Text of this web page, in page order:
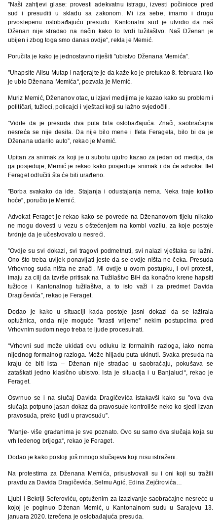
”Naši zahtjevi glase: provesti adekvatnu istragu, izvesti počinioce pred
sud i presuditi u skladu sa zakonom. Mi iza sebe, imamo i drugu
prvostepenu oslobađajuću presudu. Kantonalni sud je utvrdio da naš
Dženan nije stradao na način kako to tvrdi tužilaštvo. Naš Dženan je
ubijen i zbog toga smo danas ovdje“, rekla je Memić.
Poručila je kako je jednostavno riješiti ”ubistvo Dženana Memića”.
”Uhapsite Alisu Mutap i natjerajte je da kaže ko je pretukao 8. februara i ko
je ubio Dženana Memića“, pozvala je Memić.
Muriz Memić, Dženanov otac, u izjavi medijima je kazao kako su problem i
političari, tužioci, policajci i vještaci koji su lažno svjedočili.
”Vidite da je presuda dva puta bila oslobađajuća. Znači, saobraćajna
nesreća se nije desila. Da nije bilo mene i Ifeta Ferageta, bilo bi da je
Dženana udarilo auto”, rekao je Memić.
Upitan za snimak za koji je u subotu ujutro kazao za jedan od medija, da
ga posjeduje, Memić je rekao kako posjeduje snimak i da će advokat Ifet
Feraget odlučiti šta će biti urađeno.
”Borba svakako da ide. Stajanja i odustajanja nema. Neka traje koliko
hoće“, poručio je Memić.
Advokat Feraget je rekao kako se povrede na Dženanovom tijelu nikako
ne mogu dovesti u vezu s oštećenjem na kombi vozilu, za koje postoje
tvrdnje da je učestvovalo u nesreći.
”Ovdje su svi dokazi, svi tragovi podmetnuti, svi nalazi vještaka su lažni.
Ono što treba uvijek ponavljati jeste da se ovdje ništa ne čeka. Presuda
Vrhovnog suda ništa ne znači. Mi ovdje u ovom postupku, i ovi protesti,
imaju za cilj da izvrše pritisak na Tužilaštvo BiH da konačno krene hapsiti
tužioce i Kantonalnog tužilaštva, a to isto važi i za predmet Davida
Dragičevića”, rekao je Feraget.
Dodao je kako u situaciji kada postoje jasni dokazi da se lažirala
optužnica, onda nije moguće ”krasti vrijeme” nekim postupcima pred
Vrhovnim sudom nego treba te ljude procesuirati.
“Vrhovni sud može ukidati ovu odluku iz formalnih razloga, iako nema
nijednog formalnog razloga. Može hiljadu puta ukinuti. Svaka presuda na
kraju će biti ista – Dženan nije stradao u saobraćaju, pokušava se
zataškati jedno klasično ubistvo. Ista je situacija i u Banjaluci“, rekao je
Feraget.
Osvrnuo se i na slučaj Davida Dragičevića istakavši kako su ”ova dva
slučaja potpuno jasan dokaz da pravosuđe kontroliše neko ko sjedi izvan
pravosuđa, preko ljudi u pravosuđu”.
”Manje- više građanima je sve poznato. Ovo su samo dva slučaja koja su
vrh ledenog brijega“, rekao je Feraget.
Dodao je kako postoji još mnogo slučajeva koji nisu istraženi.
Na protestima za Dženana Memića, prisustvovali su i oni koji su tražili
pravdu za Davida Dragičevića, Selmu Agić, Edina Zejćirovića…
Ljubi i Bekriji Seferoviću, optuženim za izazivanje saobraćajne nesreće u
kojoj je poginuo Dženan Memić, u Kantonalnom sudu u Sarajevu 13.
januara 2020. izrečena je oslobađajuća presuda.